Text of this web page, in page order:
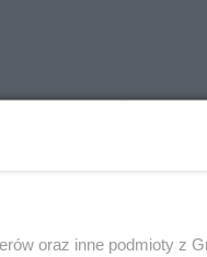
oraz inne podmioty z